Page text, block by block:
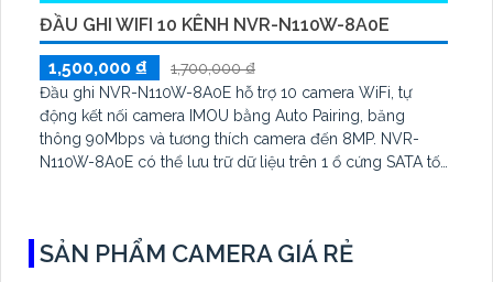
ĐẦU GHI WIFI 10 KÊNH NVR-N110W-8A0E
1,500,000 ₫
1,700,000 ₫
Đầu ghi NVR-N110W-8A0E hỗ trợ 10 camera WiFi, tự
động kết nối camera IMOU bằng Auto Pairing, băng
thông 90Mbps và tương thích camera đến 8MP. NVR-
N110W-8A0E có thể lưu trữ dữ liệu trên 1 ổ cứng SATA tối
SẢN PHẨM CAMERA GIÁ RẺ